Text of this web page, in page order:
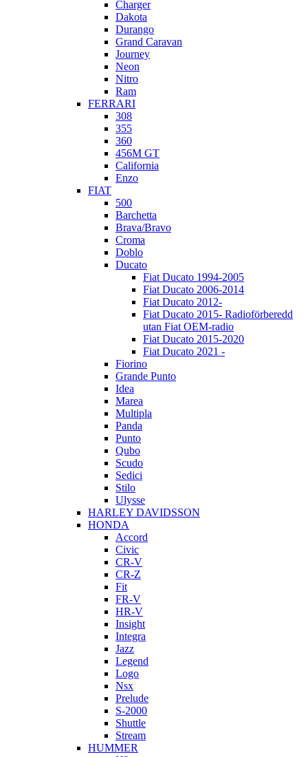
Charger
Dakota
Durango
Grand Caravan
Journey
Neon
Nitro
Ram
FERRARI
308
355
360
456M GT
California
Enzo
FIAT
500
Barchetta
Brava/Bravo
Croma
Doblo
Ducato
Fiat Ducato 1994-2005
Fiat Ducato 2006-2014
Fiat Ducato 2012-
Fiat Ducato 2015- Radioförberedd
utan Fiat OEM-radio
Fiat Ducato 2015-2020
Fiat Ducato 2021 -
Fiorino
Grande Punto
Idea
Marea
Multipla
Panda
Punto
Qubo
Scudo
Sedici
Stilo
Ulysse
HARLEY DAVIDSSON
HONDA
Accord
Civic
CR-V
CR-Z
Fit
FR-V
HR-V
Insight
Integra
Jazz
Legend
Logo
Nsx
Prelude
S-2000
Shuttle
Stream
HUMMER